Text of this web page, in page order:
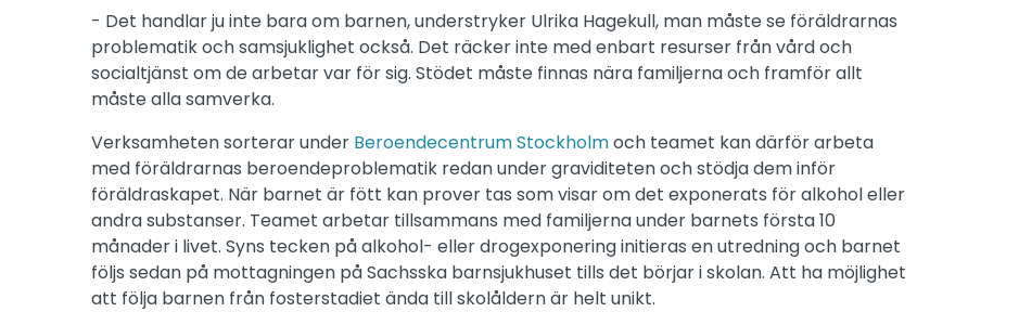
- Det handlar ju inte bara om barnen, understryker Ulrika Hagekull, man måste se föräldrarnas
problematik och samsjuklighet också. Det räcker inte med enbart resurser från vård och
socialtjänst om de arbetar var för sig. Stödet måste finnas nära familjerna och framför allt
måste alla samverka.
Verksamheten sorterar under Beroendecentrum Stockholmoch teamet kan därför arbeta
med föräldrarnas beroendeproblematik redan under graviditeten och stödja dem inför
föräldraskapet. När barnet är fött kan prover tas som visar om det exponerats för alkohol eller
andra substanser. Teamet arbetar tillsammans med familjerna under barnets första 10
månader i livet. Syns tecken på alkohol- eller drogexponering initieras en utredning och barnet
följs sedan på mottagningen på Sachsska barnsjukhuset tills det börjar i skolan. Att ha möjlighet
att följa barnen från fosterstadiet ända till skolåldern är helt unikt.